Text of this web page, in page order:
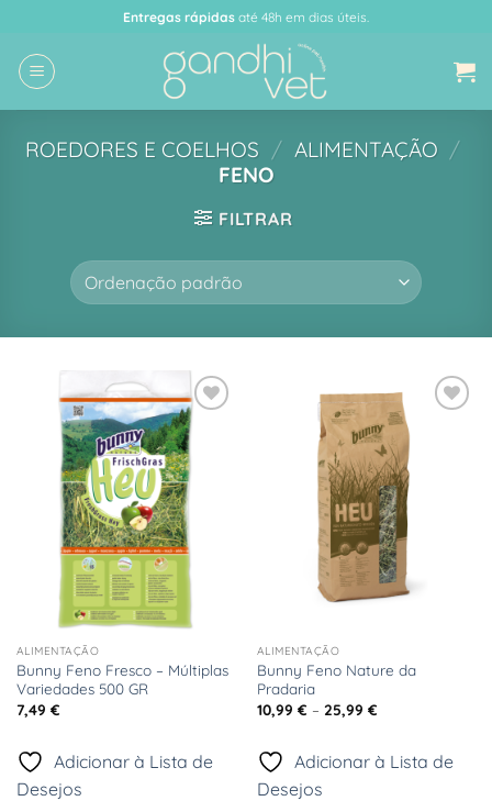
content
Entregas rápidas até 48h em dias úteis.
ROEDORES E COELHOS / ALIMENTAÇÃO /
FENO
FILTRAR
Adicionar
à Lista
Desejos
ALIMENTAÇÃO
Bunny Feno Fresco – Múltiplas
Variedades 500 GR
7,49 €
Adicionar à Lista de
Desejos
ALIMENTAÇÃO
Bunny Feno Nature da
Pradaria
10,99 € – 25,99 €Price
25,99 €
Adicionar à Lista de
Desejos